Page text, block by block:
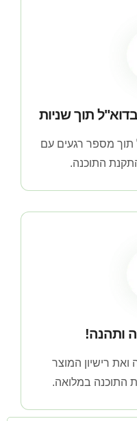
תוך שניות
מספר רגעים עם
התוכנה.
ותהנה!
ואת רישיון המוצר
התוכנה במלואה.